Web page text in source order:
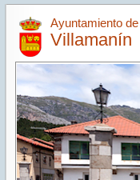
Ayuntamiento de
Villamanín